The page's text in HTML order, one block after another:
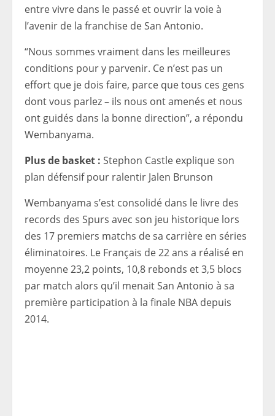
entre vivre dans le passé et ouvrir la voie à
l’avenir de la franchise de San Antonio.
“Nous sommes vraiment dans les meilleures
conditions pour y parvenir. Ce n’est pas un
effort que je dois faire, parce que tous ces gens
dont vous parlez – ils nous ont amenés et nous
ont guidés dans la bonne direction”, a répondu
Wembanyama.
Plus de basket : Stephon Castle explique son
plan défensif pour ralentir Jalen Brunson
Wembanyama s’est consolidé dans le livre des
records des Spurs avec son jeu historique lors
des 17 premiers matchs de sa carrière en séries
éliminatoires. Le Français de 22 ans a réalisé en
moyenne 23,2 points, 10,8 rebonds et 3,5 blocs
par match alors qu’il menait San Antonio à sa
première participation à la finale NBA depuis
2014.